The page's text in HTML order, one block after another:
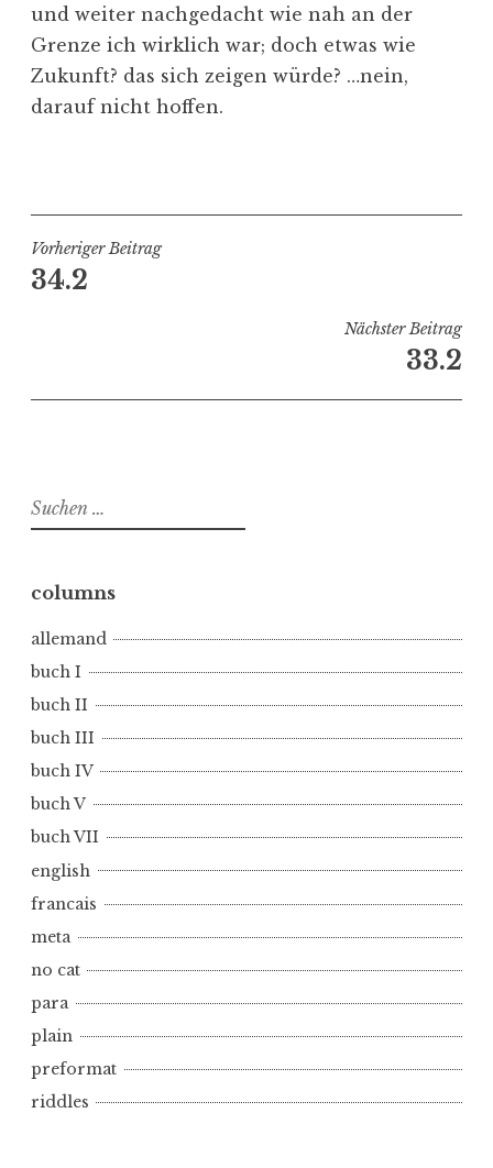
und weiter nachgedacht wie nah an der
Grenze ich wirklich war; doch etwas wie
Zukunft? das sich zeigen würde? …nein,
darauf nicht hoffen.
r
ö
f
l
t
i
b
c
h
I
n
o
c
a
Beitragsnavigation
Vorheriger Beitrag
34.2
Nächster Beitrag
33.2
Suchen
nach:
columns
allemand
buch I
buch II
buch III
buch IV
buch V
buch VII
english
francais
meta
no cat
para
plain
preformat
riddles